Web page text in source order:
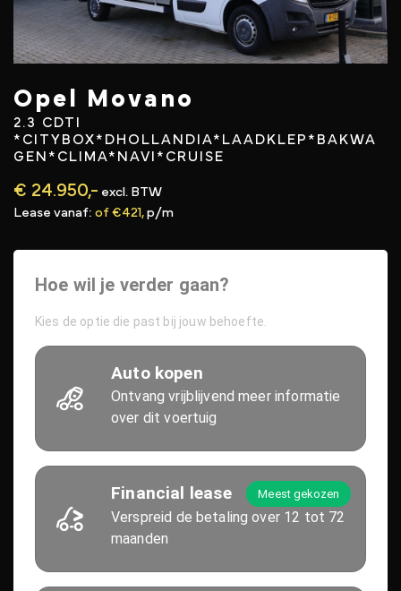
Opel Movano
2.3 CDTI
*CITYBOX*DHOLLANDIA*LAADKLEP*BAKWA
GEN*CLIMA*NAVI*CRUISE
€ 24.950,- excl. BTW
Lease vanaf: of €421, p/m